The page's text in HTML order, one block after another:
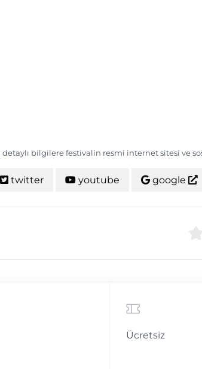
bilgilere festivalin resmi internet sitesi ve
twitter youtube google
Ücretsiz